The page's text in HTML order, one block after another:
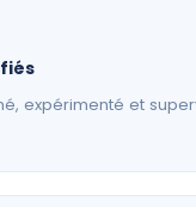
expérimenté et